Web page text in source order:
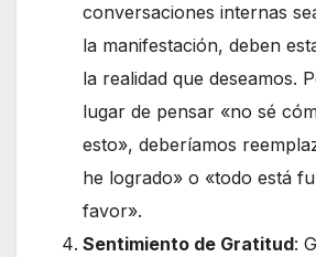
conversaciones internas
la manifestación, deben
la realidad que deseamos.
lugar de pensar «no sé
esto», deberíamos
he logrado» o «todo está
favor».
Sentimiento de Gratitud: